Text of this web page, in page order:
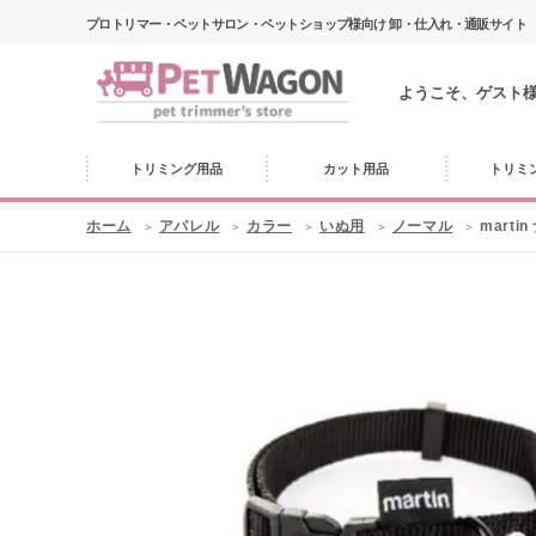
プロトリマー・ペットサロン・ペットショップ様向け 卸・仕入れ・通販サイト
ようこそ、ゲスト
トリミング用品 カット用品 トリミ
ホーム アパレル カラー いぬ用 ノーマル martin